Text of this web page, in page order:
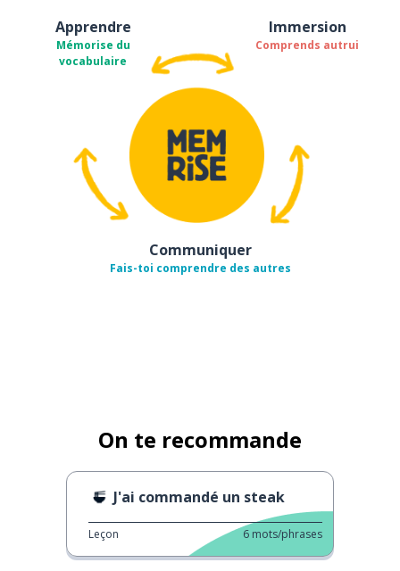
Apprendre
Mémorise du
vocabulaire
Immersion
Comprends autrui
Communiquer
Fais-toi comprendre des autres
On te recommande
J'ai commandé un steak
Leçon 6 mots/phrases